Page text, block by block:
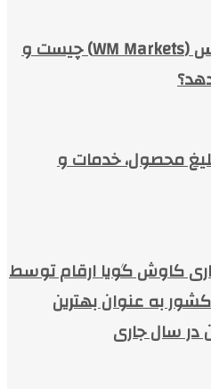
بروکر دبلیو ام مارکتس (WM Markets) چیست و
محصول، خدمات و
کاوش گویا ارقام توسط
به عنوان بهترین
در سال جاری